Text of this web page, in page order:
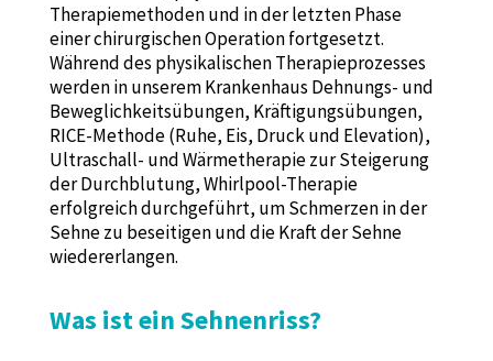
Therapiemethoden und in der letzten Phase
einer chirurgischen Operation fortgesetzt.
Während des physikalischen Therapieprozesses
werden in unserem Krankenhaus Dehnungs- und
Beweglichkeitsübungen, Kräftigungsübungen,
RICE-Methode (Ruhe, Eis, Druck und Elevation),
Ultraschall- und Wärmetherapie zur Steigerung
der Durchblutung, Whirlpool-Therapie
erfolgreich durchgeführt, um Schmerzen in der
Sehne zu beseitigen und die Kraft der Sehne
wiedererlangen.
Was ist ein Sehnenriss?